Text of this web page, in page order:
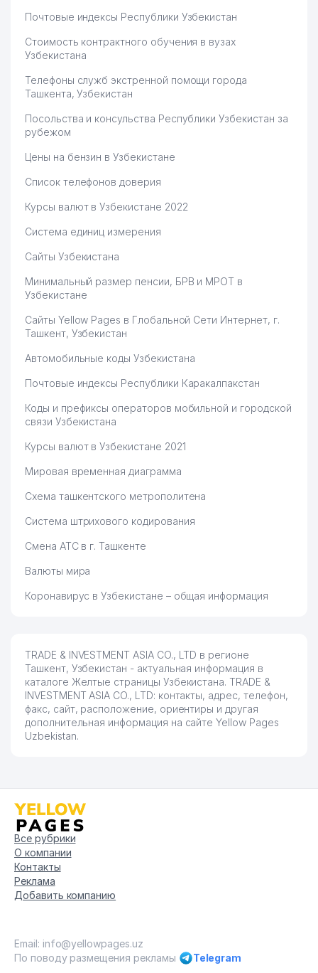
Почтовые индексы Республики Узбекистан
Стоимость контрактного обучения в вузах
Узбекистана
Телефоны служб экстренной помощи города
Ташкента, Узбекистан
Посольства и консульства Республики Узбекистан за
рубежом
Цены на бензин в Узбекистане
Список телефонов доверия
Курсы валют в Узбекистане 2022
Система единиц измерения
Сайты Узбекистана
Минимальный размер пенсии, БРВ и МРОТ в
Узбекистане
Сайты Yellow Pages в Глобальной Сети Интернет, г.
Ташкент, Узбекистан
Автомобильные коды Узбекистана
Почтовые индексы Республики Каракалпакстан
Коды и префиксы операторов мобильной и городской
связи Узбекистана
Курсы валют в Узбекистане 2021
Мировая временная диаграмма
Схема ташкентского метрополитена
Система штрихового кодирования
Смена АТС в г. Ташкенте
Валюты мира
Коронавирус в Узбекистане – общая информация
TRADE & INVESTMENT ASIA CO., LTD в регионе
Ташкент, Узбекистан - актуальная информация в
каталоге Желтые страницы Узбекистана. TRADE &
INVESTMENT ASIA CO., LTD: контакты, адрес, телефон,
факс, сайт, расположение, ориентиры и другая
дополнительная информация на сайте Yellow Pages
Uzbekistan.
Все рубрики
О компании
Контакты
Реклама
Добавить компанию
Email: info@yellowpages.uz
По поводу размещения рекламы
Telegram